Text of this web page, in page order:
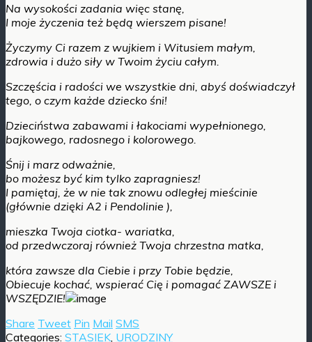
Na wysokości zadania więc stanę,
I moje życzenia też będą wierszem pisane!
Życzymy Ci razem z wujkiem i Witusiem małym,
zdrowia i dużo siły w Twoim życiu całym.
Szczęścia i radości we wszystkie dni, abyś doświadczył
tego, o czym każde dziecko śni!
Dzieciństwa zabawami i łakociami wypełnionego,
bajkowego, radosnego i kolorowego.
Śnij i marz odważnie,
bo możesz być kim tylko zapragniesz!
I pamiętaj, że w nie tak znowu odległej mieścinie
(głównie dzięki A2 i Pendolinie ),
mieszka Twoja ciotka- wariatka,
od przedwczoraj również Twoja chrzestna matka,
która zawsze dla Ciebie i przy Tobie będzie,
Obiecuje kochać, wspierać Cię i pomagać ZAWSZE i
WSZĘDZIE!
Share Tweet Pin Mail SMS
Categories: STASIEK URODZINY